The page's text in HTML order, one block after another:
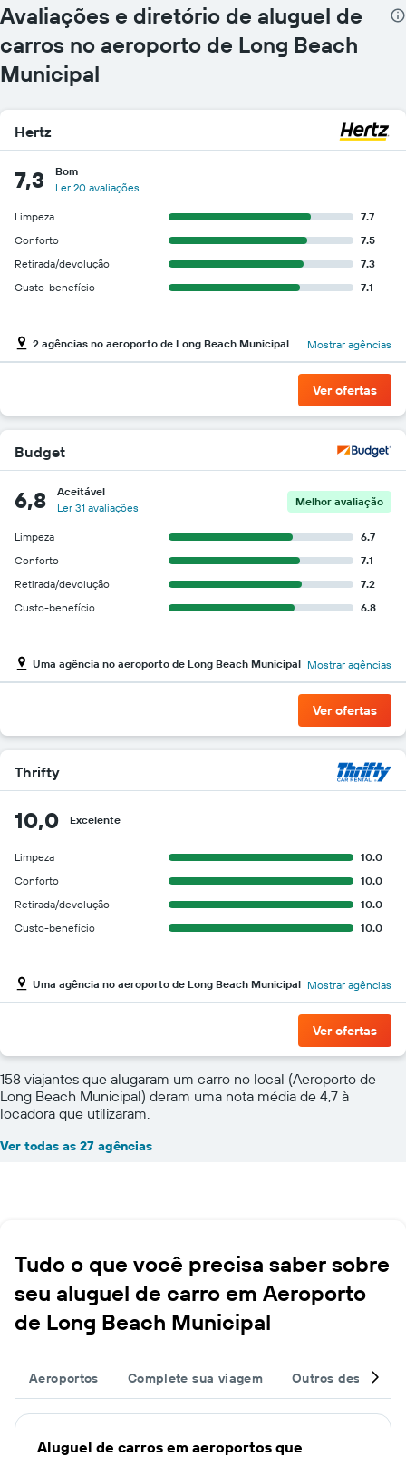
Avaliações e diretório de aluguel de
carros no aeroporto de Long Beach
Municipal
Hertz
7,3
Bom
Ler 20 avaliações
Limpeza
7.7
Conforto
7.5
Retirada/devolução
7.3
Custo-benefício
7.1
2 agências no aeroporto de Long Beach Municipal Mostrar agências
Ver ofertas
Budget
6,8
Aceitável
Ler 31 avaliações
Melhor avaliação
Limpeza
6.7
Conforto
7.1
Retirada/devolução
7.2
Custo-benefício
6.8
Uma agência no aeroporto de Long Beach Municipal Mostrar agências
Ver ofertas
Thrifty
10,0 Excelente
Limpeza
10.0
Conforto
10.0
Retirada/devolução
10.0
Custo-benefício
10.0
Uma agência no aeroporto de Long Beach Municipal Mostrar agências
Ver ofertas
158 viajantes que alugaram um carro no local (Aeroporto de
Long Beach Municipal) deram uma nota média de 4,7 à
locadora que utilizaram.
Ver todas as 27 agências
Tudo o que você precisa saber sobre
seu aluguel de carro em Aeroporto
de Long Beach Municipal
Aeroportos Complete sua viagem Outros destinos
Aluguel de carros em aeroportos que